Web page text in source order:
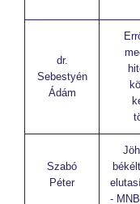
dr.
Sebestyén
Ádám
Szabó
Péter
-